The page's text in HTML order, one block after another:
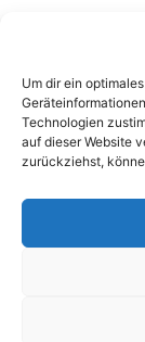
Um dir ein
Technologien
auf dieser Website
zurückziehst,